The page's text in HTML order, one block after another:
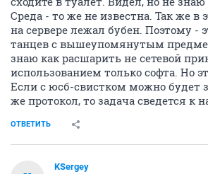
Среда - то же не известна. Так же
на сервере лежал бубен. Поэтому -
танцев с вышеупомянутым
знаю как расшарить не сетевой
использованием только софта. Но
Если с юсб-свистком можно будет
же протокол, то задача сведется к
ОТВЕТИТЬ
KSergey